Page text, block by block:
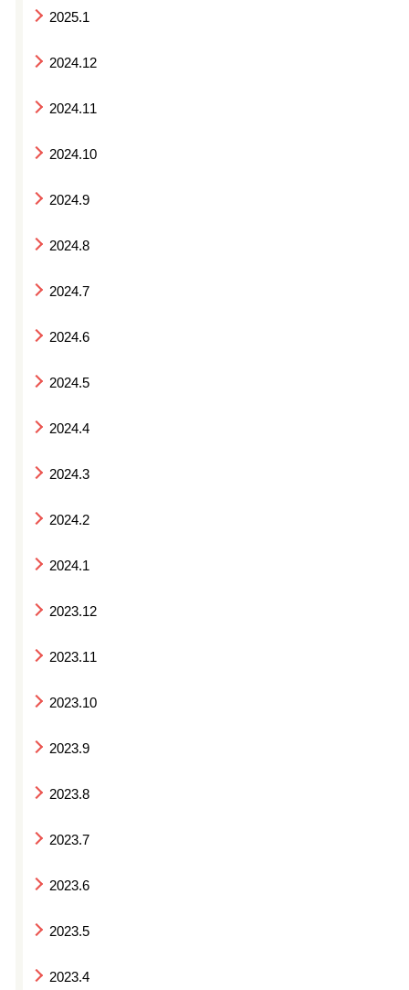
2025.1
2024.12
2024.11
2024.10
2024.9
2024.8
2024.7
2024.6
2024.5
2024.4
2024.3
2024.2
2024.1
2023.12
2023.11
2023.10
2023.9
2023.8
2023.7
2023.6
2023.5
2023.4